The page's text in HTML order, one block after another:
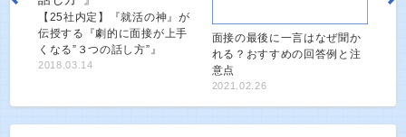
【25社内定】『就活の神』が
伝授する『劇的に面接が上手
くなる”３つの話し方”』
2018.03.14
面接の最後に一言はなぜ聞か
れる？おすすめの回答例と注
意点
2021.02.26